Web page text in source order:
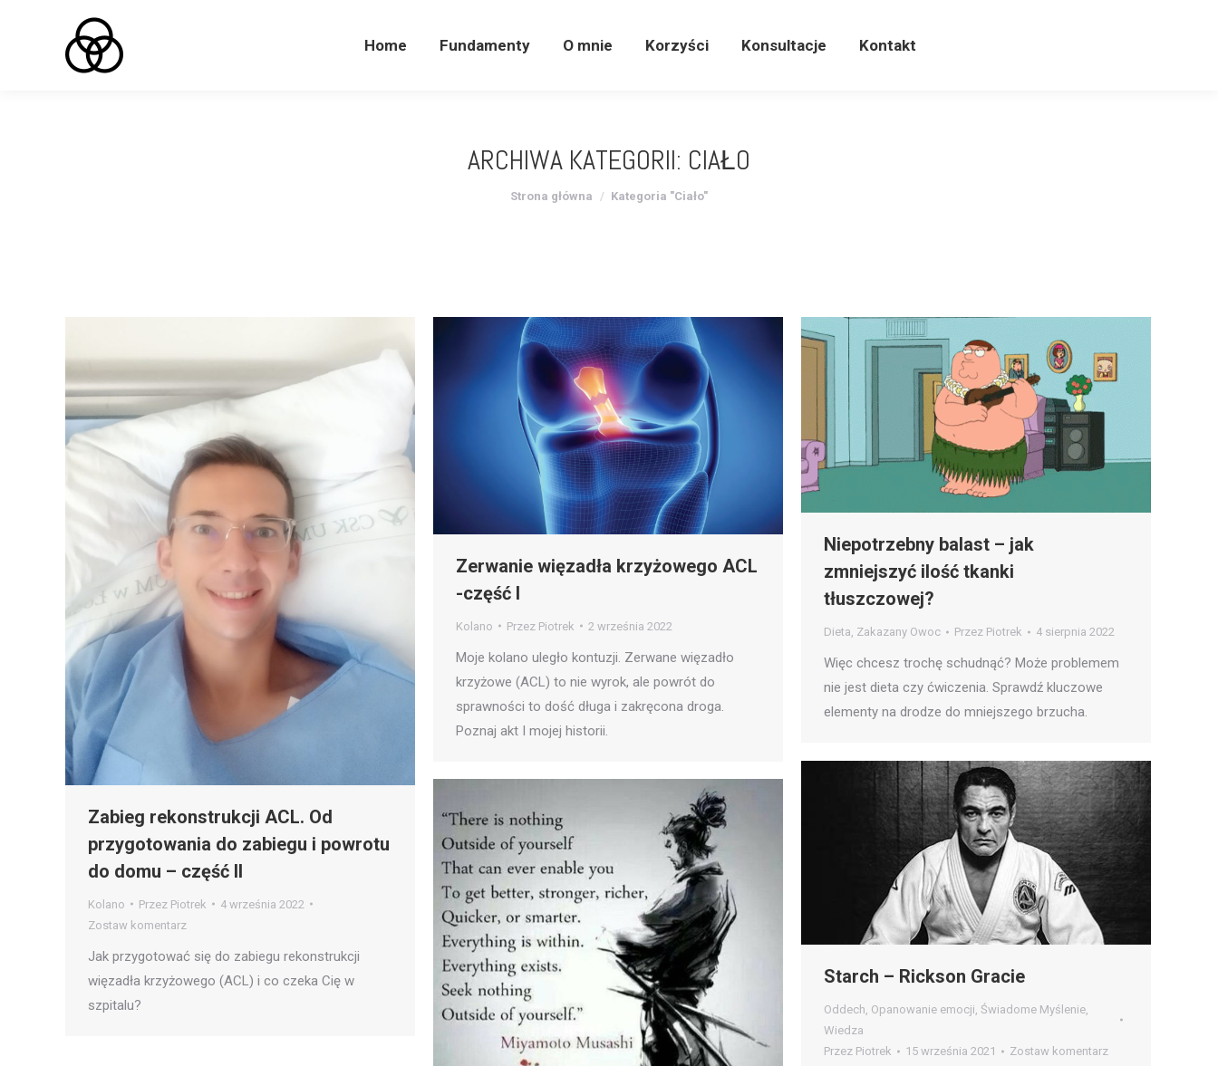
Home Fundamenty O mnie Korzyści Konsultacje Kontakt
ARCHIWA KATEGORII: CIAŁO
Jesteś tutaj:
Strona główna Kategoria "Ciało"
Zabieg rekonstrukcji ACL. Od
przygotowania do zabiegu i powrotu
do domu – część II
Kolano Przez Piotrek
4 września 2022
Zostaw komentarz
Jak przygotować się do zabiegu rekonstrukcji
więzadła krzyżowego (ACL) i co czeka Cię w
szpitalu?
Zerwanie więzadła krzyżowego ACL
-część I
Kolano Przez Piotrek 2 września 2022
Moje kolano uległo kontuzji. Zerwane więzadło
krzyżowe (ACL) to nie wyrok, ale powrót do
sprawności to dość długa i zakręcona droga.
Poznaj akt I mojej historii.
Niepotrzebny balast – jak
zmniejszyć ilość tkanki
tłuszczowej?
Dieta, Zakazany Owoc Przez Piotrek 4 sierpnia 2022
Więc chcesz trochę schudnąć? Może problemem
nie jest dieta czy ćwiczenia. Sprawdź kluczowe
elementy na drodze do mniejszego brzucha.
Starch – Rickson Gracie
Oddech, Opanowanie emocji, Świadome Myślenie,
Wiedza
Przez Piotrek 15 września 2021 Zostaw komentarz